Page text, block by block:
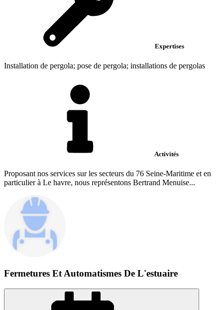
Expertises
Installation de pergola; pose de pergola; installations de pergolas
Activités
Proposant nos services sur les secteurs du 76 Seine-Maritime et en
particulier à Le havre, nous représentons Bertrand Menuise...
Fermetures Et Automatismes De L'estuaire